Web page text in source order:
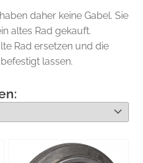
daher keine Gabel. Sie
altes Rad gekauft.
Rad ersetzen und die
lassen.